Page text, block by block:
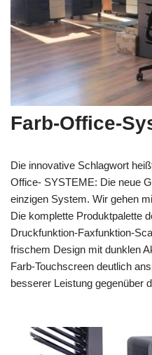
Farb-Office-
Die innovative Schlagwort
Office- SYSTEME: Die neue
einzigen System. Wir gehen
Die komplette Produktpalette
Druckfunktion-Faxfunktion-
frischem Design mit dunklen
Farb-Touchscreen deutlich
besserer Leistung gegenüber